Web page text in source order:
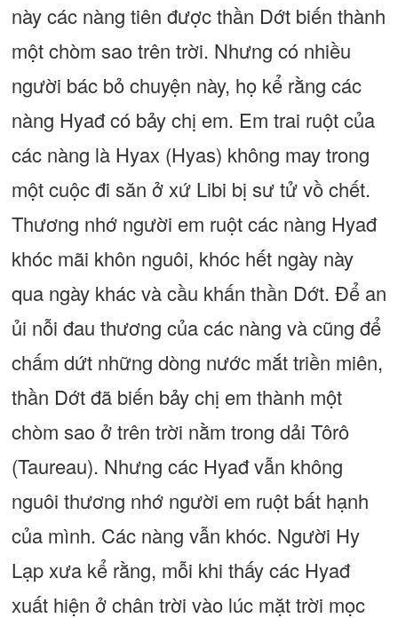
này các nàng tiên được thần Dớt biến thành
một chòm sao trên trời. Nhưng có nhiều
người bác bỏ chuyện này, họ kể rằng các
nàng Hyađ có bảy chị em. Em trai ruột của
các nàng là Hyax (Hyas) không may trong
một cuộc đi săn ở xứ Libi bị sư tử vồ chết.
Thương nhớ người em ruột các nàng Hyađ
khóc mãi khôn nguôi, khóc hết ngày này
qua ngày khác và cầu khấn thần Dớt. Để an
ủi nỗi đau thương của các nàng và cũng để
chấm dứt những dòng nước mắt triền miên,
thần Dớt đã biến bảy chị em thành một
chòm sao ở trên trời nằm trong dải Tôrô
(Taureau). Nhưng các Hyađ vẫn không
nguôi thương nhớ người em ruột bất hạnh
của mình. Các nàng vẫn khóc. Người Hy
Lạp xưa kể rằng, mỗi khi thấy các Hyađ
xuất hiện ở chân trời vào lúc mặt trời mọc